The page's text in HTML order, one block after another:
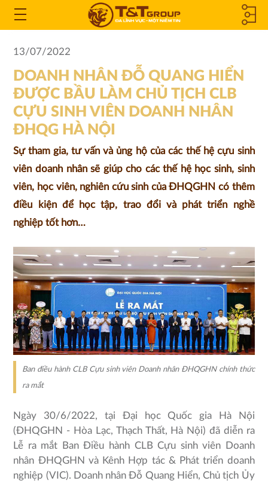
Open
Menu
CÔNG TY
VIÊN &
CÔNG TY
13/07/2022
DOANH NHÂN ĐỖ QUANG HIỂN
ĐƯỢC BẦU LÀM CHỦ TỊCH CLB
CỰU SINH VIÊN DOANH NHÂN
ĐHQG HÀ NỘI
Sự tham gia, tư vấn và ủng hộ của các thế hệ cựu sinh
viên doanh nhân sẽ giúp cho các thế hệ học sinh, sinh
viên, học viên, nghiên cứu sinh của ĐHQGHN có thêm
điều kiện để học tập, trao đổi và phát triển nghề
nghiệp tốt hơn…
Ban điều hành CLB Cựu sinh viên Doanh nhân ĐHQGHN chính thức
ra mắt
Ngày 30/6/2022, tại Đại học Quốc gia Hà Nội
(ĐHQGHN - Hòa Lạc, Thạch Thất, Hà Nội) đã diễn ra
Lễ ra mắt Ban Điều hành CLB Cựu sinh viên Doanh
nhân ĐHQGHN và Kênh Hợp tác & Phát triển doanh
nghiệp (VIC). Doanh nhân Đỗ Quang Hiển, Chủ tịch Ủy